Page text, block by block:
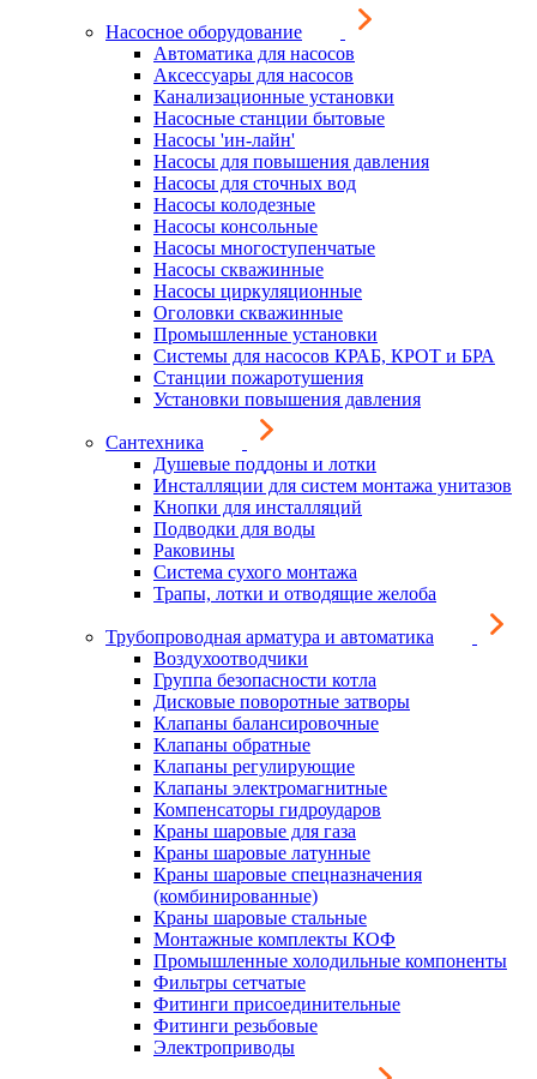
Насосное оборудование
Автоматика для насосов
Аксессуары для насосов
Канализационные установки
Насосные станции бытовые
Насосы 'ин-лайн'
Насосы для повышения давления
Насосы для сточных вод
Насосы колодезные
Насосы консольные
Насосы многоступенчатые
Насосы скважинные
Насосы циркуляционные
Оголовки скважинные
Промышленные установки
Системы для насосов КРАБ, КРОТ и БРА
Станции пожаротушения
Установки повышения давления
Сантехника
Душевые поддоны и лотки
Инсталляции для систем монтажа унитазов
Кнопки для инсталляций
Подводки для воды
Раковины
Система сухого монтажа
Трапы, лотки и отводящие желоба
Трубопроводная арматура и автоматика
Воздухоотводчики
Группа безопасности котла
Дисковые поворотные затворы
Клапаны балансировочные
Клапаны обратные
Клапаны регулирующие
Клапаны электромагнитные
Компенсаторы гидроударов
Краны шаровые для газа
Краны шаровые латунные
Краны шаровые спецназначения
(комбинированные)
Краны шаровые стальные
Монтажные комплекты КОФ
Промышленные холодильные компоненты
Фильтры сетчатые
Фитинги присоединительные
Фитинги резьбовые
Электроприводы